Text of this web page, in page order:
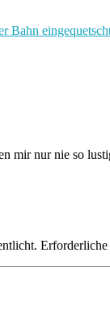
Bahn
mir nur nie so